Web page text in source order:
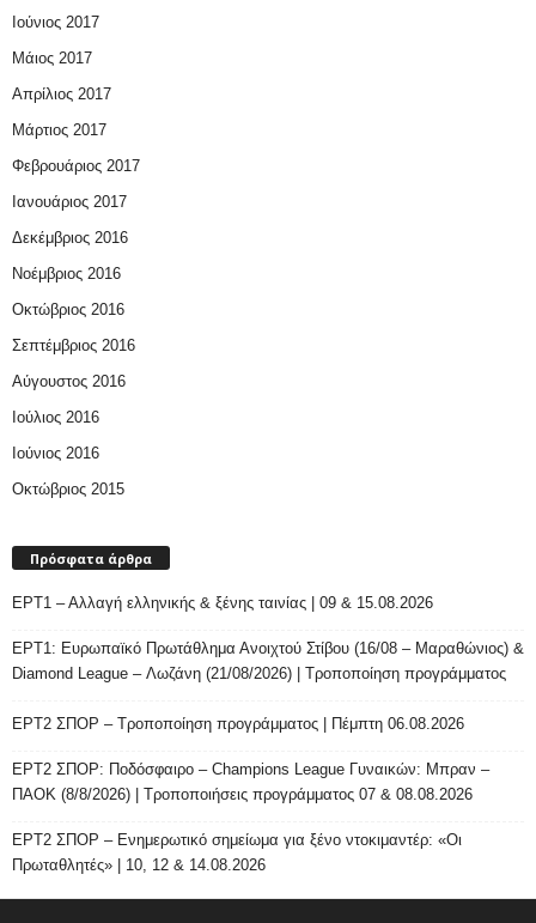
Ιούνιος 2017
Μάιος 2017
Απρίλιος 2017
Μάρτιος 2017
Φεβρουάριος 2017
Ιανουάριος 2017
Δεκέμβριος 2016
Νοέμβριος 2016
Οκτώβριος 2016
Σεπτέμβριος 2016
Αύγουστος 2016
Ιούλιος 2016
Ιούνιος 2016
Οκτώβριος 2015
Πρόσφατα άρθρα
ΕΡΤ1 – Αλλαγή ελληνικής & ξένης ταινίας | 09 & 15.08.2026
ΕΡΤ1: Ευρωπαϊκό Πρωτάθλημα Ανοιχτού Στίβου (16/08 – Μαραθώνιος) &
Diamond League – Λωζάνη (21/08/2026) | Τροποποίηση προγράμματος
ΕΡΤ2 ΣΠΟΡ – Τροποποίηση προγράμματος | Πέμπτη 06.08.2026
ΕΡΤ2 ΣΠΟΡ: Ποδόσφαιρο – Champions League Γυναικών: Μπραν –
ΠΑΟΚ (8/8/2026) | Τροποποιήσεις προγράμματος 07 & 08.08.2026
ΕΡΤ2 ΣΠΟΡ – Ενημερωτικό σημείωμα για ξένο ντοκιμαντέρ: «Οι
Πρωταθλητές» | 10, 12 & 14.08.2026